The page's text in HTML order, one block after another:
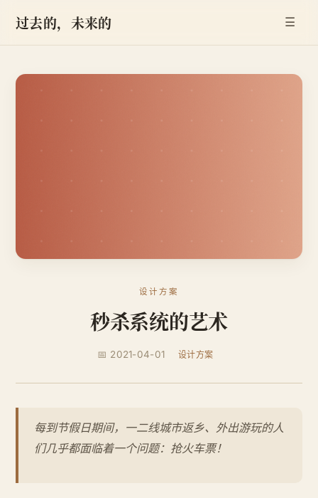
过去的，未来的 ☰
设计方案
秒杀系统的艺术
📅 2021-04-01 设计方案
每到节假日期间，一二线城市返乡、外出游玩的人
们几乎都面临着一个问题：抢火车票！